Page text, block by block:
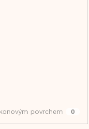
povrchem 0